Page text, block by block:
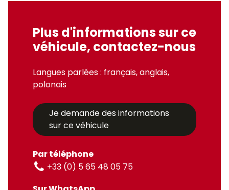
Plus d'informations sur ce
véhicule, contactez-nous
Langues parlées : français, anglais,
polonais
Je demande des informations
sur ce véhicule
Par téléphone
+33 (0) 5 65 48 05 75